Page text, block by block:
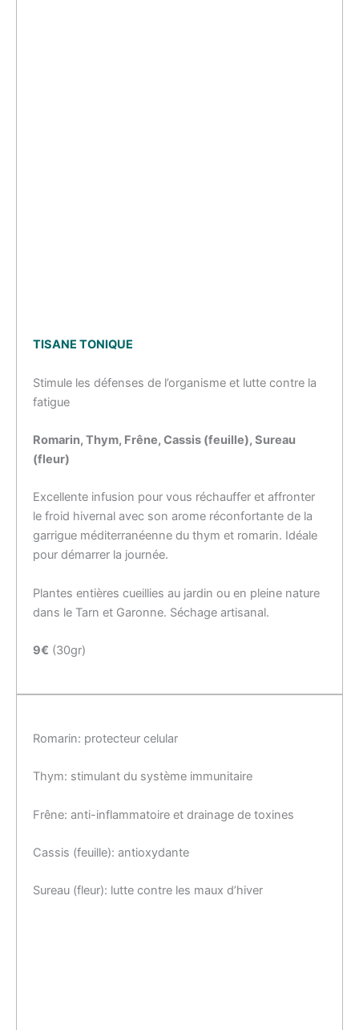
TISANE TONIQUE
Stimule les défenses de l’organisme et lutte contre la
fatigue
Romarin, Thym, Frêne, Cassis (feuille), Sureau
(fleur)
Excellente infusion pour vous réchauffer et affronter
le froid hivernal avec son arome réconfortante de la
garrigue méditerranéenne du thym et romarin. Idéale
pour démarrer la journée.
Plantes entières cueillies au jardin ou en pleine nature
dans le Tarn et Garonne. Séchage artisanal.
9€ (30gr)
Romarin: protecteur celular
Thym: stimulant du système immunitaire
Frêne: anti-inflammatoire et drainage de toxines
Cassis (feuille): antioxydante
Sureau (fleur): lutte contre les maux d’hiver